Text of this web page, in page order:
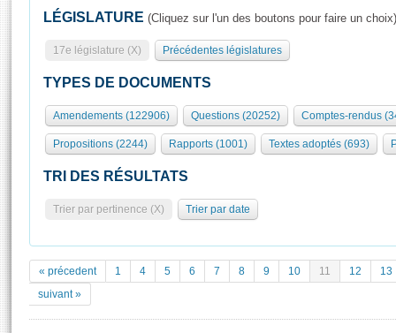
Présidence
577 députés
Groupes politiques
Séance publique
Commissions et autres organes
Europe et International
Pétitions
Documents parlementaires
Projets de loi
Rôle et pouvoirs de l'Assemblée
Organisation de l'Assemblée
Présidence Conférence des Présidents Bureau Collège des
Statistiques et chiffres clés
Documents de référence
( Constitution | Règlement de l'Assemblée ... )
Visiter l'Assemblée
Visite virtuelle du palais Bourbon
Assister à une séance
La Bibliothèque
Les archives
LÉGISLATURE (Cliquez sur l'un des boutons pour faire un choix)
17e législature (X) Précédentes législatures
TYPES DE DOCUMENTS
Amendements (122906) Questions (20252) Comptes-rendus
Propositions (2244) Rapports (1001) Textes adoptés (693)
TRI DES RÉSULTATS
Trier par pertinence (X) Trier par date
« précedent 1 4 5 6 7 8 9 10 11 12
13
suivant »